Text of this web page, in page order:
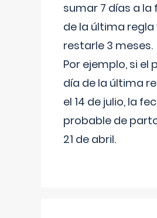
sumar 7 días a la
de la última regla
restarle 3 meses.
Por ejemplo, si el
día de la última
el 14 de julio, la
probable de
21 de abril.